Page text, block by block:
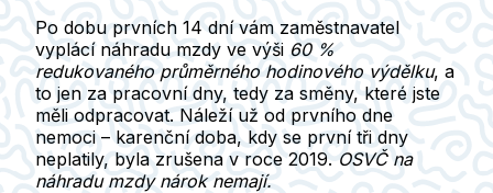
Po dobu prvních 14 dní vám zaměstnavatel
vyplácí náhradu mzdy ve výši 60 %
redukovaného průměrného hodinového výdělku, a
to jen za pracovní dny, tedy za směny, které jste
měli odpracovat. Náleží už od prvního dne
nemoci – karenční doba, kdy se první tři dny
neplatily, byla zrušena v roce 2019. OSVČ na
náhradu mzdy nárok nemají.